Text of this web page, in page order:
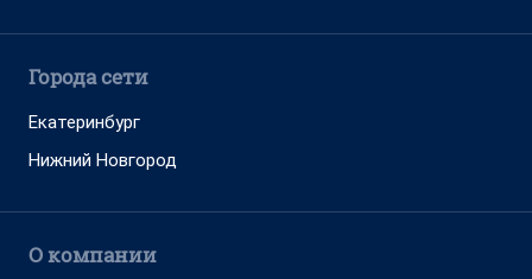
Города сети
Екатеринбург
Нижний Новгород
О компании